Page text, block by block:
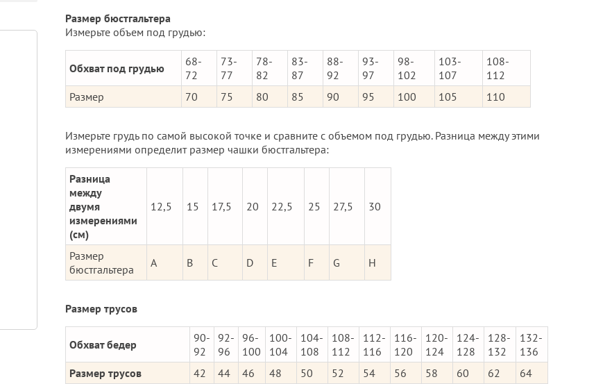
Размер бюстгальтера
Измерьте объем под грудью:
Обхват под грудью
68-
72
73-
77
78-
82
83-
87
88-
92
93-
97
98-
102
103-
107
108-
112
Размер
70 75 80 85 90 95 100 105 110
Измерьте грудь по самой высокой точке и сравните с объемом под грудью. Разница между этими
измерениями определит размер чашки бюстгальтера:
Разница
между
двумя
измерениями
(см)
12,5 15 17,5 20 22,5 25 27,5 30
Размер
бюстгальтера
A B C D E F G H
Размер трусов
Обхват бедер
90-
92
92-
96
96-
100
100-
104
104-
108
108-
112
112-
116
116-
120
120-
124
124-
128
128-
132
132-
136
Размер трусов
42 44 46 48 50 52 54 56 58 60 62 64